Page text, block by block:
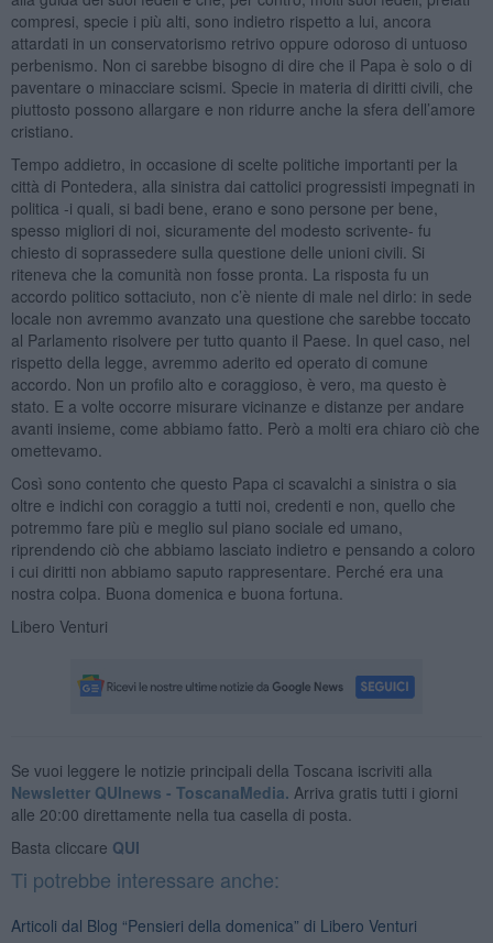
compresi, specie i più alti, sono indietro rispetto a lui, ancora
attardati in un conservatorismo retrivo oppure odoroso di untuoso
perbenismo. Non ci sarebbe bisogno di dire che il Papa è solo o di
paventare o minacciare scismi. Specie in materia di diritti civili, che
piuttosto possono allargare e non ridurre anche la sfera dell’amore
cristiano.
Tempo addietro, in occasione di scelte politiche importanti per la
città di Pontedera, alla sinistra dai cattolici progressisti impegnati in
politica -i quali, si badi bene, erano e sono persone per bene,
spesso migliori di noi, sicuramente del modesto scrivente- fu
chiesto di soprassedere sulla questione delle unioni civili. Si
riteneva che la comunità non fosse pronta. La risposta fu un
accordo politico sottaciuto, non c’è niente di male nel dirlo: in sede
locale non avremmo avanzato una questione che sarebbe toccato
al Parlamento risolvere per tutto quanto il Paese. In quel caso, nel
rispetto della legge, avremmo aderito ed operato di comune
accordo. Non un profilo alto e coraggioso, è vero, ma questo è
stato. E a volte occorre misurare vicinanze e distanze per andare
avanti insieme, come abbiamo fatto. Però a molti era chiaro ciò che
omettevamo.
Così sono contento che questo Papa ci scavalchi a sinistra o sia
oltre e indichi con coraggio a tutti noi, credenti e non, quello che
potremmo fare più e meglio sul piano sociale ed umano,
riprendendo ciò che abbiamo lasciato indietro e pensando a coloro
i cui diritti non abbiamo saputo rappresentare. Perché era una
nostra colpa. Buona domenica e buona fortuna.
Libero Venturi
Se vuoi leggere le notizie principali della Toscana iscriviti alla
Newsletter QUInews - ToscanaMedia. Arriva gratis tutti i giorni
alle 20:00 direttamente nella tua casella di posta.
Basta cliccare QUI
Ti potrebbe interessare anche:
Articoli dal Blog “Pensieri della domenica” di Libero Venturi